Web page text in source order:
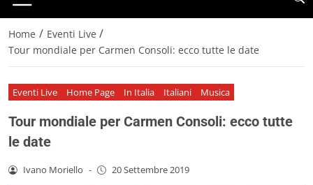
Home / Eventi Live /
Tour mondiale per Carmen Consoli: ecco tutte le date
Eventi Live Home Page In Italia Italiani Musica
Tour mondiale per Carmen Consoli: ecco tutte
le date
Ivano Moriello - 20 Settembre 2019